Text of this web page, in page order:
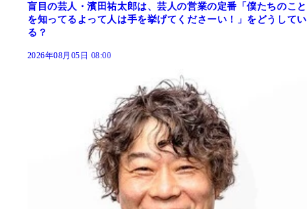
盲目の芸人・濱田祐太郎は、芸人の営業の定番「僕たちのこと
を知ってるよって人は手を挙げてくださーい！」をどうしてい
る？
2026年08月05日 08:00